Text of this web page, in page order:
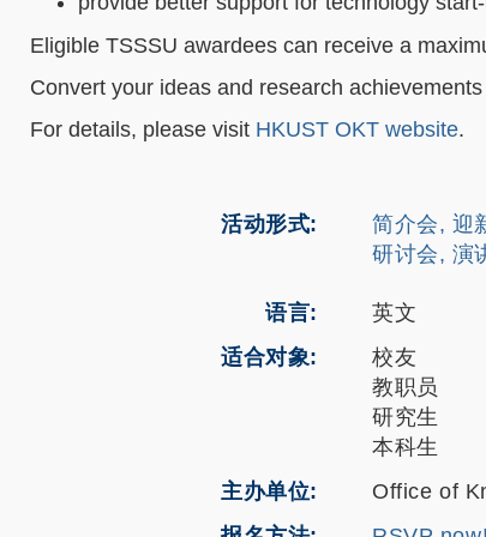
Eligible TSSSU awardees can receive a
Convert your ideas and research
For details, please visit HKUST OKT website.
活动形式
简介会, 迎
研讨会, 演
语言
英文
适合对象
校友
教职员
研究生
本科生
主办单位
Office of